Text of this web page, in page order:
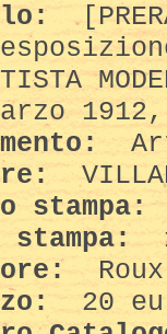
stampa:
stampa:
20